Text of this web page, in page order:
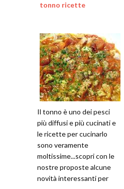
tonno ricette
Il tonno è uno dei pesci
più diffusi e più cucinati e
le ricette per cucinarlo
sono veramente
moltissime...scopri con le
nostre proposte alcune
novità interessanti per